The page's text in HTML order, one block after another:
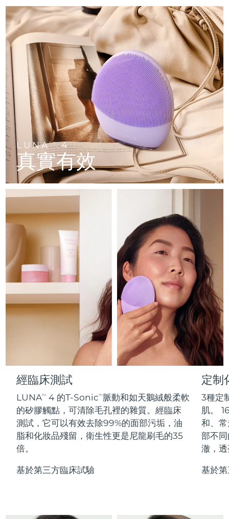
LUNATM4
真實有效
經臨床測試
LUNATM 4 的T-SonicTM脈動和如天鵝絨般柔軟
的矽膠觸點，可清除毛孔裡的雜質。經臨床
測試，它可以有效去除99%的面部污垢，油
脂和化妝品殘留，衛生性更是尼龍刷毛的35
倍。
基於第三方臨床試驗
定制
3種定
肌。
和、
部不
澈，
基於
LUNA™ 4 Men
For men, anti-aging massage
LUNA™ 4 mini
For young skin, T-zone
LUNA™ 4 go
For travel or gym bag
LUNA™護膚
Premium cleansers & balm
LUNA™ 設備
All facial cleansing devices
BEAR™ 2 eyes & lips
Microcurrent line smoothing device
面部提拉護理
Premium anti-aging skincare
BEAR™ 設備
All premium facelift devices
UFO™ 3 LED
Near-infrared and red light therapy
device
UFO™ 3 mini
Red light therapy device for young skin
UFO™ 3 go
Portable red light therapy
面膜
Rejuvenation & hydration
UFO™ 設備
All deep facial hydration devices
issa™ 4 plus
Smart hybrid silicone sonic toothbrush
issa™ 4 smile
Hybrid silicone sonic toothbrush
issa™ 4 baby
For ages 0-3
issa™ Teeth Whitening Set
ISSA™ 設備
All silicone sonic toothbrushes
抗老
FAQ™ 101
Clinical anti-aging
FAQ™ 102
Advanced clinical anti-aging
FAQ™ 103
Luxurious clinical anti-aging set
FAQ™ P1 Primer
Manuka honey primer
FAQ™護膚品
All FAQ™ skincare
FAQ™產品
All anti-aging treatments
LED 護理
NEW
FAQ™ 201
LED mask
FAQ™ 202
LED mask
FAQ™ 211
Anti-aging neck & décolleté LED mask
FAQ™ 221
Anti-aging LED hand mask
FAQ™護膚品
All FAQ™ skincare
FAQ™產品
All LED treatments
生髮
FAQ™ 301
LED hair strengthening scalp massager
FAQ™ Scalp Serum
Scalp recovery probiotic serum
FAQ™護膚品
All FAQ™ skincare
FAQ™產品
All hair treatments
肌膚年輕化
NEW
FAQ™ 501
Full-Spectrum Red Light Therapy
FAQ™ 502
Full-Spectrum Red Light Therapy
FAQ™ Red Light Serum
FAQ™ skincare
All FAQ™ skincare
FAQ™ products
All toning treatments
保健品
NEW
專業治療
脫毛
PEACH™ 2 Pro Max
Professional IPL hair removal device
PEACH™ 2
IPL hair removal
PEACH™ 2 go
Travel-friendly IPL hair removal
PEACH™ Cooling Prep Gel
身體護理
BEAR™ 2 body
Microcurrent body toning
LUNA™ 4 body
Massaging body brush
SUPERCHARGED™ serum
Firming body serum
ESPADA™ 2 plus
Recurring acne LED therapy
ESPADA™ 2
Acne treatment device
ESPADA™ Blemish Solution
眼部護理
BEAR™ 2 eyes & lips
Microcurrent line smoothing device
IRIS™ 2
Rejuvenating eye massager
眼部護膚
毛孔護理
KIWI™ derma
Diamond microdermabrasion .
Blackhead remover
LUNA™ 4 hair
2-in-1 LED scalp massager
LED light hairbrush
牙齒美白
NEW
issa™ Teeth Whitening Set
Dual LED + sonic device & 18% PAP gel
issa™ Teeth Whitening Gel
更多的
加拿大 預計送達日期8/13/26
智利 預計送達日期8/13/26
中國 預計送達日期 8/9/26
哥倫比亞 預計送達日期8/13/26
克羅埃西亞 預計送達日期8/9/26
賽普勒斯 預計送達日期8/10/26
捷克 預計送達日期
丹麥 預計送達日期8/9/26
芬蘭 預計送達日期 8/9/26
法國 預計送達日期 8/9/26
法屬玻里尼西亞 預計送達日期 8/13/26
德國 預計送達日期 8/9/26
預計送達日期8/13/26
預計送達日期 8/9/26
中國香港特別行政區 8/10/26
匈牙利 預計送達日期 8/9/26
冰島 預計送達日期 8/10/26
印尼 8/7/26
愛爾蘭 8/9/26